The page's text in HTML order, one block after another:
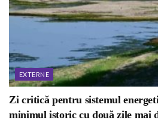
EXTERNE
Zi critică pentru sistemul
minimul istoric cu două zile mai